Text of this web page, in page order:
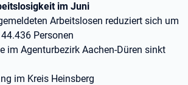
im Juni
Arbeitslosen reduziert sich um
Personen
im Agenturbezirk Aachen-Düren sinkt
im Kreis Heinsberg